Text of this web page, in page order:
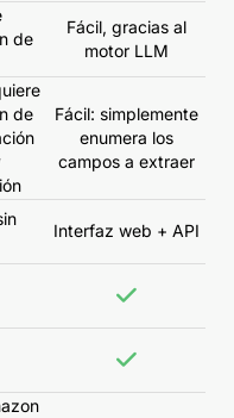
de
Fácil, gracias al
motor LLM
de
Fácil: simplemente
enumera los
campos a extraer
Interfaz web + API